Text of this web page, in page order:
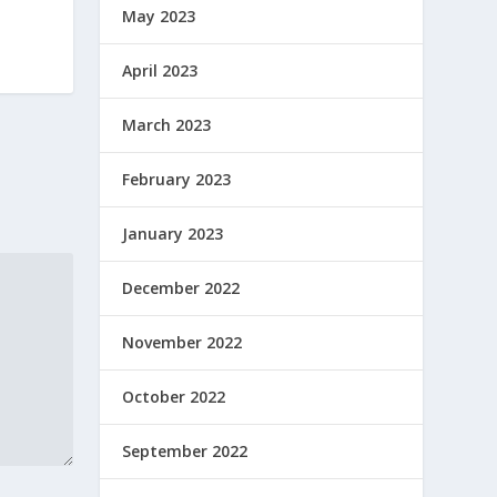
May 2023
April 2023
March 2023
February 2023
January 2023
December 2022
November 2022
October 2022
September 2022